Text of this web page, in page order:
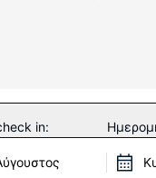
να είστε online
δραστηριότητες
σε
in: